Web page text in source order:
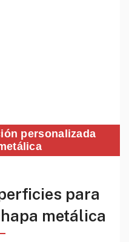
personalizada
para
metálica